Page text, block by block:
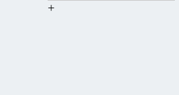
+